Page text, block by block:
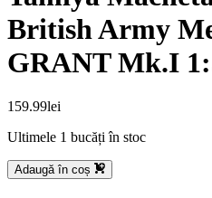
British Army
GRANT Mk.I
159.99lei
Ultimele 1 bucăți în stoc
Adaugă în coș